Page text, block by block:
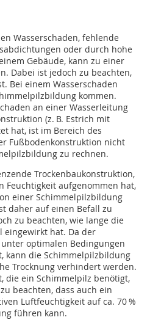
­Wasserschaden, fehlende
oder durch hohe
Gebäude, kann zu einer
Dabei ist jedoch zu beachten,
Bei einem Wasserschaden
kommen.
an einer Wasserleitung
(z. B. Estrich mit
hat, ist im Bereich des
Fußbodenkonstruktion nicht
zu rechnen.
Trockenbaukonstruktion,
Feuchtigkeit aufgenommen hat,
einer Schimmelpilzbildung
daher auf einen Befall zu
zu beachten, wie lange die
eingewirkt hat. Da der
optimalen Bedingungen
kann die Schimmelpilzbildung
Trocknung verhindert werden.
die ein Schimmelpilz benötigt,
­beachten, dass auch ein
Luftfeuchtigkeit auf ca. 70 %
führen kann.